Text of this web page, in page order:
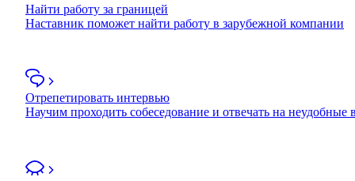
Найти работу за границей
Наставник поможет найти работу в зарубежной компании
Отрепетировать интервью
Научим проходить собеседование и отвечать на неудобные